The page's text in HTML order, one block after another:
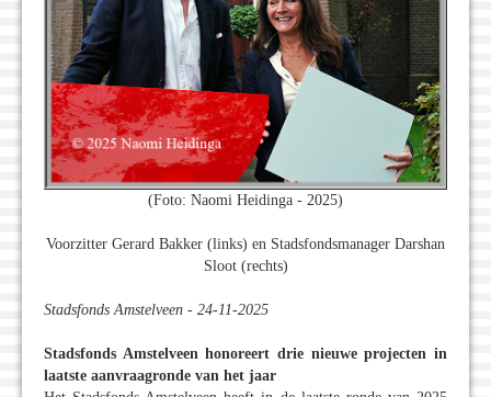
(Foto: Naomi Heidinga - 2025)
Voorzitter Gerard Bakker (links) en Stadsfondsmanager Darshan
Sloot (rechts)
Stadsfonds Amstelveen - 24-11-2025
Stadsfonds Amstelveen honoreert drie nieuwe projecten in
laatste aanvraagronde van het jaar